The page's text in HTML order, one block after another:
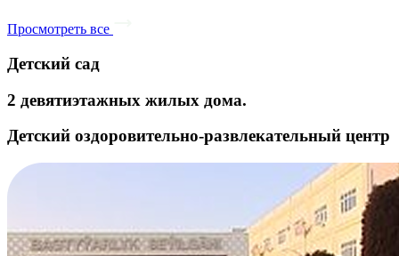
Просмотреть все
Детский сад
2 девятиэтажных жилых дома.
Детский оздоровительно-развлекательный центр